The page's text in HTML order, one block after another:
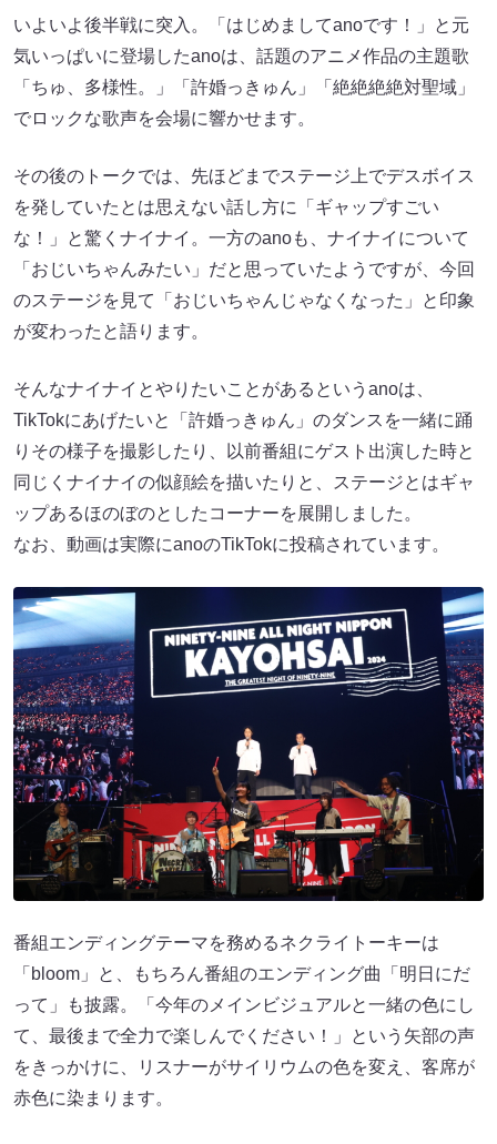
いよいよ後半戦に突入。「はじめましてanoです！」と元
気いっぱいに登場したanoは、話題のアニメ作品の主題歌
「ちゅ、多様性。」「許婚っきゅん」「絶絶絶絶対聖域」
でロックな歌声を会場に響かせます。
その後のトークでは、先ほどまでステージ上でデスボイス
を発していたとは思えない話し方に「ギャップすごい
な！」と驚くナイナイ。一方のanoも、ナイナイについて
「おじいちゃんみたい」だと思っていたようですが、今回
のステージを見て「おじいちゃんじゃなくなった」と印象
が変わったと語ります。
そんなナイナイとやりたいことがあるというanoは、
TikTokにあげたいと「許婚っきゅん」のダンスを一緒に踊
りその様子を撮影したり、以前番組にゲスト出演した時と
同じくナイナイの似顔絵を描いたりと、ステージとはギャ
ップあるほのぼのとしたコーナーを展開しました。
なお、動画は実際にanoのTikTokに投稿されています。
番組エンディングテーマを務めるネクライトーキーは
「bloom」と、もちろん番組のエンディング曲「明日にだ
って」も披露。「今年のメインビジュアルと一緒の色にし
て、最後まで全力で楽しんでください！」という矢部の声
をきっかけに、リスナーがサイリウムの色を変え、客席が
赤色に染まります。